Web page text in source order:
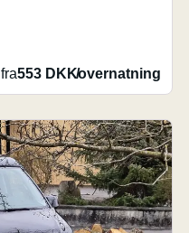
fra553 DKK/overnatning